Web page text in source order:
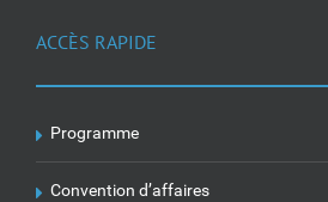
ACCÈS RAPIDE
Programme
Convention d’affaires